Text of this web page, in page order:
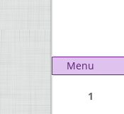
Menu
1